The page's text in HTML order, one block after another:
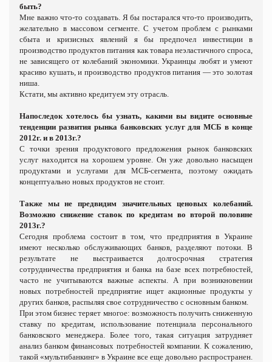
быть?
Мне важно что-то создавать. Я бы постарался что-то производить,
желательно в массовом сегменте. С учетом проблем с рынками
сбыта и кризисных явлений я бы предпочел инвестиции в
производство продуктов питания как товара неэластичного спроса,
не зависящего от колебаний экономики. Украинцы любят и умеют
красиво кушать, и производство продуктов питания — это золотая
ниша.
Кстати, мы активно кредитуем эту отрасль.
Напоследок хотелось бы узнать, какими вы видите основные
тенденции развития рынка банковских услуг для МСБ в конце
2012г. и в 2013г.?
С точки зрения продуктового предложения рынок банковских
услуг находится на хорошем уровне. Он уже довольно насыщен
продуктами и услугами для МСБ-сегмента, поэтому ожидать
концептуально новых продуктов не стоит.
Также мы не предвидим значительных ценовых колебаний.
Возможно снижение ставок по кредитам во второй половине
2013г.?
Сегодня проблема состоит в том, что предприятия в Украине
имеют несколько обслуживающих банков, разделяют потоки. В
результате не выстраивается долгосрочная стратегия
сотрудничества предприятия и банка на базе всех потребностей,
часто не учитываются важные аспекты. А при возникновении
новых потребностей предприятие ищет акционные продукты у
других банков, распыляя свое сотрудничество с основным банком.
При этом бизнес теряет многое: возможность получить сниженную
ставку по кредитам, использование потенциала персонального
банковского менеджера. Более того, такая ситуация затрудняет
анализ банком финансовых потребностей компании. К сожалению,
такой «мультибанкинг» в Украине все еще довольно распространен.